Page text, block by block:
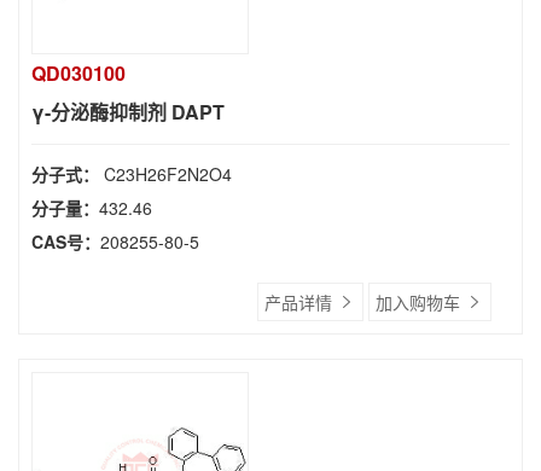
QD030100
γ-分泌酶抑制剂 DAPT
分子式： C23H26F2N2O4
分子量： 432.46
CAS号： 208255-80-5
产品详情 加入购物车